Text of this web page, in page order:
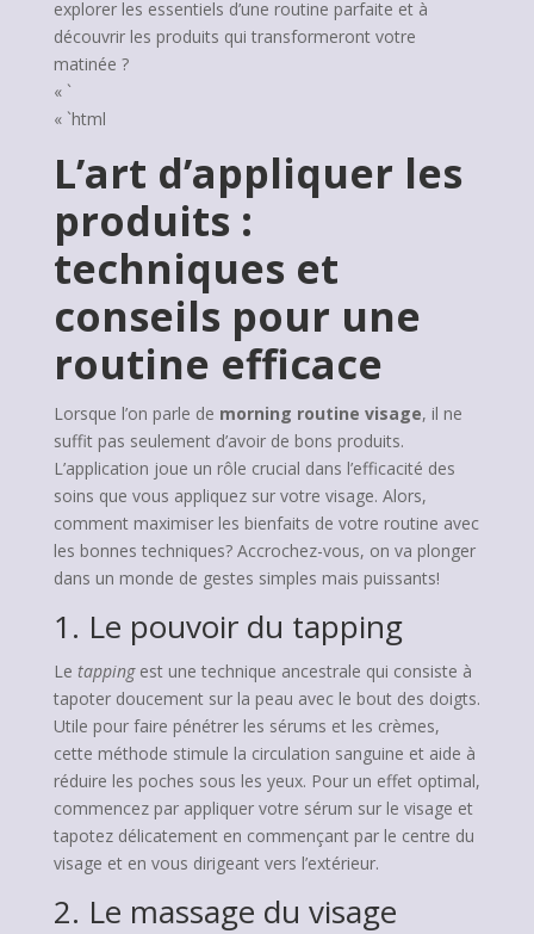
explorer les essentiels d’une routine parfaite et à
découvrir les produits qui transformeront votre
matinée ?
« `
« `html
L’art d’appliquer les
produits :
techniques et
conseils pour une
routine efficace
Lorsque l’on parle de morning routine visage, il ne
suffit pas seulement d’avoir de bons produits.
L’application joue un rôle crucial dans l’efficacité des
soins que vous appliquez sur votre visage. Alors,
comment maximiser les bienfaits de votre routine avec
les bonnes techniques? Accrochez-vous, on va plonger
dans un monde de gestes simples mais puissants!
1. Le pouvoir du tapping
Le tappingest une technique ancestrale qui consiste à
tapoter doucement sur la peau avec le bout des doigts.
Utile pour faire pénétrer les sérums et les crèmes,
cette méthode stimule la circulation sanguine et aide à
réduire les poches sous les yeux. Pour un effet optimal,
commencez par appliquer votre sérum sur le visage et
tapotez délicatement en commençant par le centre du
visage et en vous dirigeant vers l’extérieur.
2. Le massage du visage